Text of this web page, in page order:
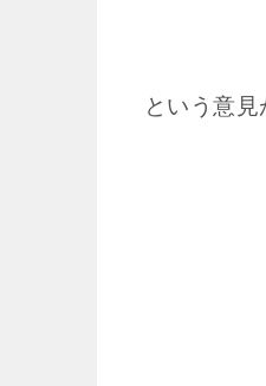
という意見